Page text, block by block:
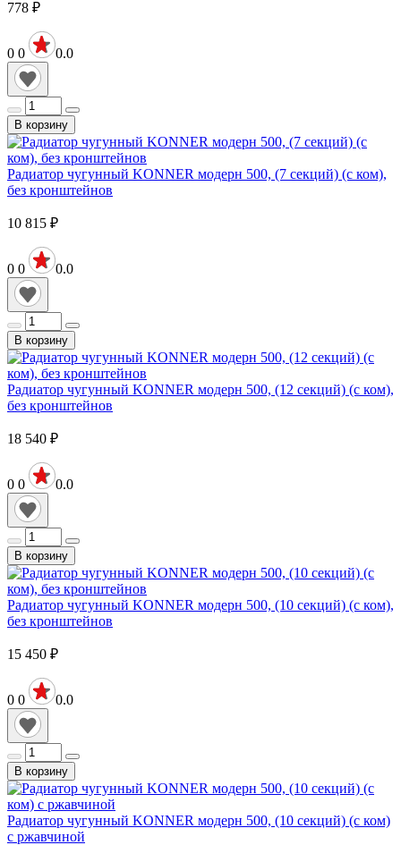
778 ₽
0 0 0.0
В корзину
Радиатор чугунный KONNER модерн 500, (7 секций) (с ком),
без кронштейнов
10 815 ₽
0 0 0.0
В корзину
Радиатор чугунный KONNER модерн 500, (12 секций) (с ком),
без кронштейнов
18 540 ₽
0 0 0.0
В корзину
Радиатор чугунный KONNER модерн 500, (10 секций) (с ком),
без кронштейнов
15 450 ₽
0 0 0.0
В корзину
Радиатор чугунный KONNER модерн 500, (10 секций) (с ком)
с ржавчиной